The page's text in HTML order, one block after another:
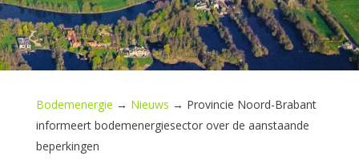
Bodemenergie → Nieuws → Provincie Noord-Brabant
informeert bodemenergiesector over de aanstaande
beperkingen